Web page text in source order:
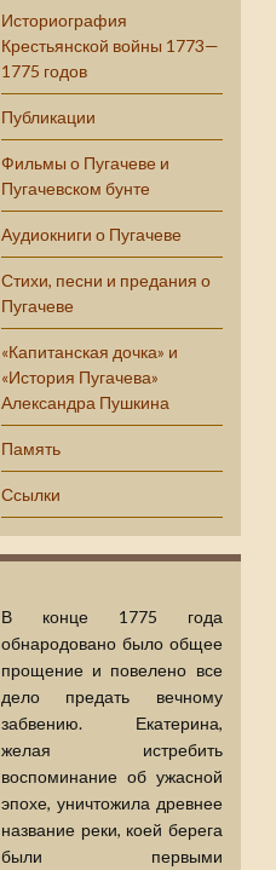
Историография
Крестьянской войны 1773—
1775 годов
Публикации
Фильмы о Пугачеве и
Пугачевском бунте
Аудиокниги о Пугачеве
Стихи, песни и предания о
Пугачеве
«Капитанская дочка» и
«История Пугачева»
Александра Пушкина
Память
Ссылки
В конце 1775 года
обнародовано было общее
прощение и повелено все
дело предать вечному
забвению. Екатерина,
желая истребить
воспоминание об ужасной
эпохе, уничтожила древнее
название реки, коей берега
были первыми